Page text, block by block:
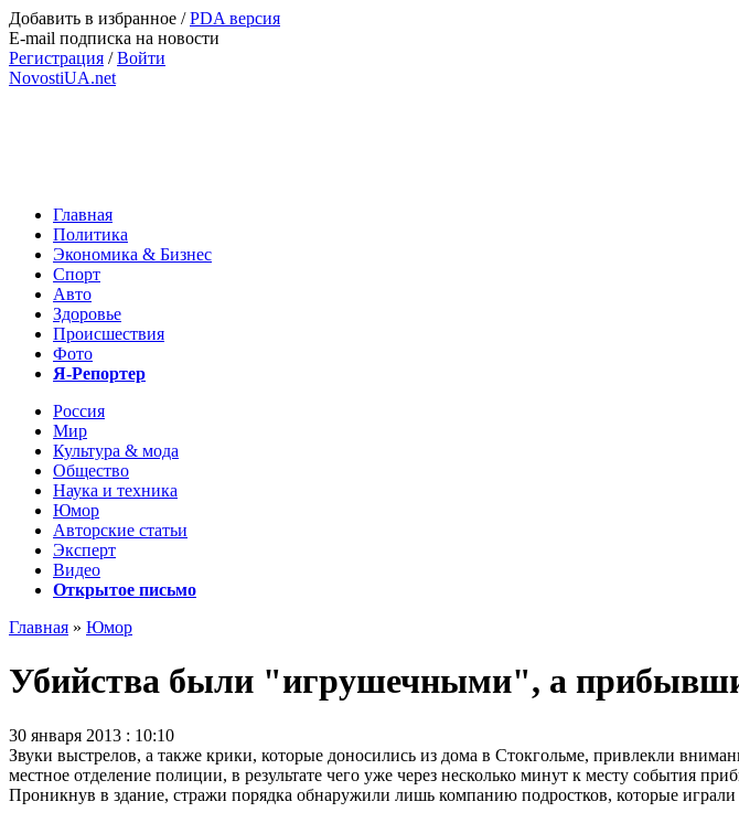
Добавить в избранное /PDA версия
E-mail подписка на новости
Регистрация /Войти
NovostiUA.net
Главная
Политика
Экономика & Бизнес
Спорт
Авто
Здоровье
Происшествия
Фото
Я-Репортер
Россия
Мир
Культура & мода
Общество
Наука и техника
Юмор
Авторские статьи
Эксперт
Видео
Открытое письмо
Главная » Юмор
Убийства были "игрушечными", а
30 января 2013 : 10:10
Звуки выстрелов, а также крики, которые доносились из дома в Стокгольме, привлекли
местное отделение полиции, в результате чего уже через несколько минут к месту события
Проникнув в здание, стражи порядка обнаружили лишь компанию подростков, которые